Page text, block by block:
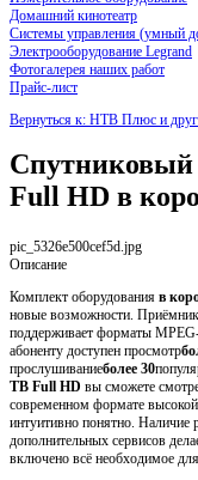
Домашний кинотеатр
Системы управления (умный
Электрооборудование Legrand
Фотогалерея наших работ
Прайс-лист
Вернуться к: НТВ Плюс и
Full HD в
pic_5326e500cef5d.jpg
Описание
Комплект оборудования в
новые возможности. Приёмник
поддерживает форматы
абоненту доступен просмотр
прослушиваниеболее 30
ТВ Full HD вы сможете
современном формате
интуитивно понятно. Наличие
дополнительных сервисов
включено всё необходимое